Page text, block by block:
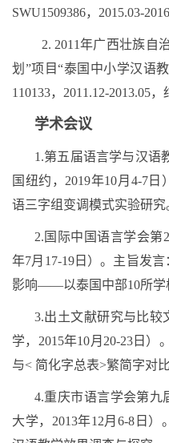
SWU1509386，2015.03-
2. 2011年广西壮族自
划”项目“泰国中小学汉语
110133，2011.12-2013.05，
学术会议
1.第五届语言学与汉语
国纽约，2019年10月4-7
语三字组变调模式实验研究
2.国际中国语言学会第
年7月17-19日）。主旨发
影响——以泰国中部10所学
3.出土文献研究与比较
学，2015年10月20-23日
与< 简化字总表>繁简字对比
4.重庆市语言学会第九
大学，2013年12月6-8日